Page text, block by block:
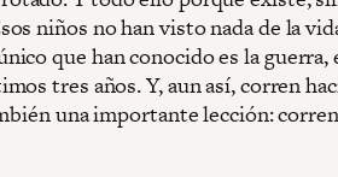
niños no han visto nada de la
que han conocido es la guerra,
tres años. Y, aun así, corren
una importante lección: corren